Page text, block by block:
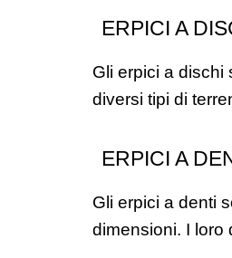
ERPICI A
Gli erpici a dischi
diversi tipi di
ERPICI A
Gli erpici a denti
dimensioni. I loro